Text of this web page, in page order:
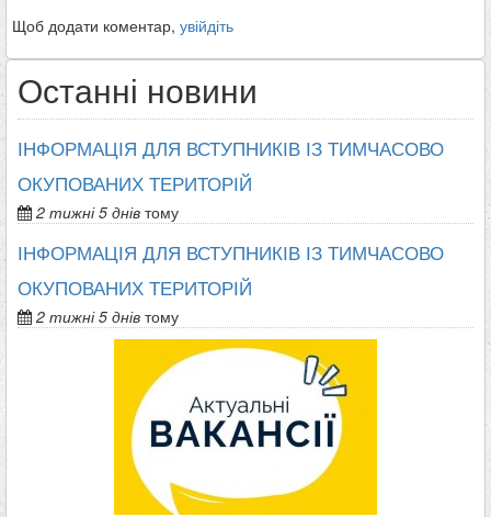
Щоб додати коментар, увійдіть
Останні новини
ІНФОРМАЦІЯ ДЛЯ ВСТУПНИКІВ ІЗ ТИМЧАСОВО
ОКУПОВАНИХ ТЕРИТОРІЙ
2 тижні 5 днів тому
ІНФОРМАЦІЯ ДЛЯ ВСТУПНИКІВ ІЗ ТИМЧАСОВО
ОКУПОВАНИХ ТЕРИТОРІЙ
2 тижні 5 днів тому